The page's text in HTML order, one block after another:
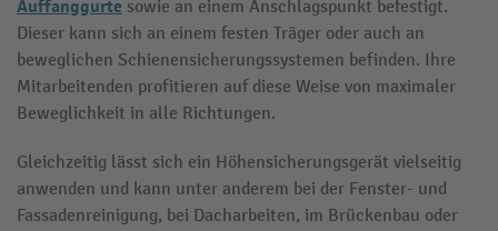
Auffanggurte sowie an einem Anschlagspunkt befestigt.
Dieser kann sich an einem festen Träger oder auch an
beweglichen Schienensicherungssystemen befinden. Ihre
Mitarbeitenden profitieren auf diese Weise von maximaler
Beweglichkeit in alle Richtungen.
Gleichzeitig lässt sich ein Höhensicherungsgerät vielseitig
anwenden und kann unter anderem bei der Fenster- und
Fassadenreinigung, bei Dacharbeiten, im Brückenbau oder